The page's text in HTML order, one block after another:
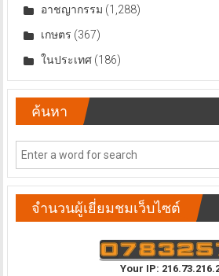
อาชญากรรม (1,288)
เกษตร (367)
ในประเทศ(186)
ค้นหา
จำนวนผู้เยี่ยมชมเว็บไซต์
Your IP: